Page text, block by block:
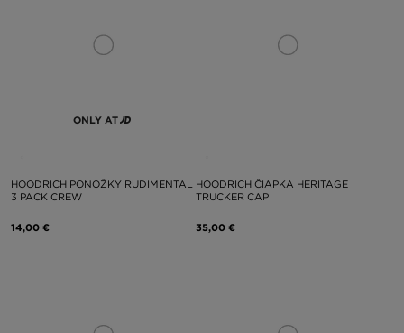
ONLY AT
HOODRICH PONOŽKY RUDIMENTAL
3 PACK CREW
14,00 €
HOODRICH ČIAPKA HERITAGE
TRUCKER CAP
35,00 €